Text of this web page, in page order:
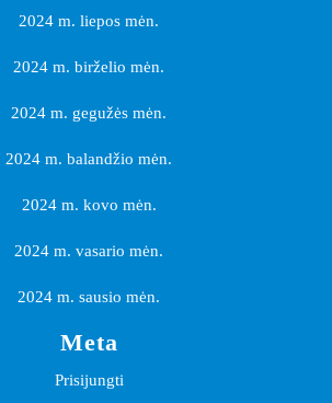
2024 m. liepos mėn.
2024 m. birželio mėn.
2024 m. gegužės mėn.
2024 m. balandžio mėn.
2024 m. kovo mėn.
2024 m. vasario mėn.
2024 m. sausio mėn.
Meta
Prisijungti